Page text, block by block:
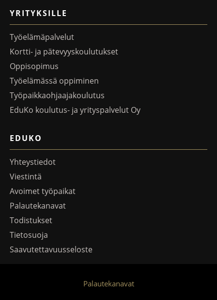
YRITYKSILLE
Työelämäpalvelut
Kortti- ja pätevyyskoulutukset
Oppisopimus
Työelämässä oppiminen
Työpaikkaohjaajakoulutus
EduKo koulutus- ja yrityspalvelut Oy
EDUKO
Yhteystiedot
Viestintä
Avoimet työpaikat
Palautekanavat
Todistukset
Tietosuoja
Saavutettavuusseloste
Palautekanavat